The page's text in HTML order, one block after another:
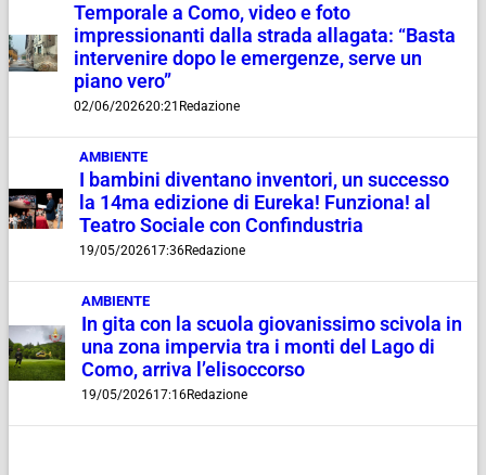
Temporale a Como, video e foto
impressionanti dalla strada allagata: “Basta
intervenire dopo le emergenze, serve un
piano vero”
02/06/202620:21 Redazione
AMBIENTE
I bambini diventano inventori, un successo
la 14ma edizione di Eureka! Funziona! al
Teatro Sociale con Confindustria
19/05/202617:36Redazione
AMBIENTE
In gita con la scuola giovanissimo scivola in
una zona impervia tra i monti del Lago di
Como, arriva l’elisoccorso
19/05/202617:16Redazione